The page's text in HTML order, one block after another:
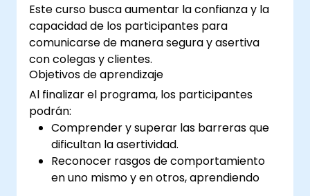
Este curso busca aumentar la confianza y la
capacidad de los participantes para
comunicarse de manera segura y asertiva
con colegas y clientes.
Objetivos de aprendizaje
Al finalizar el programa, los participantes
podrán:
Comprender y superar las barreras que
dificultan la asertividad.
Reconocer rasgos de comportamiento
en uno mismo y en otros, aprendiendo